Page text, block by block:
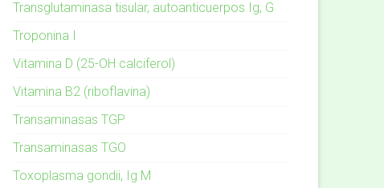
Transglutaminasa tisular, autoanticuerpos Ig, G
Troponina I
Vitamina D (25-OH calciferol)
Vitamina B2 (riboflavina)
Transaminasas TGP
Transaminasas TGO
Toxoplasma gondii, Ig M